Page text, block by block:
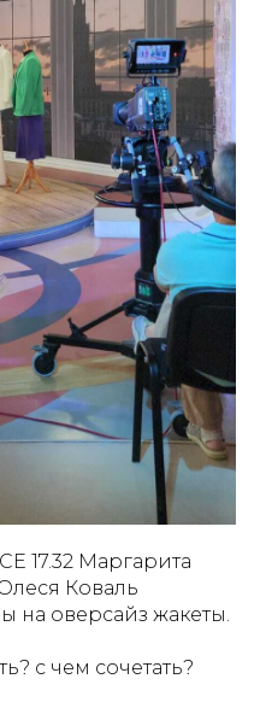
17.32 Маргарита
Коваль
на оверсайз жакеты.
с чем сочетать?